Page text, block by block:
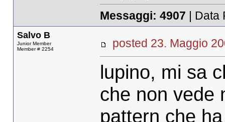
Messaggi: 4907 | Data
Salvo B
Junior Member
Member # 2254
posted 23. Maggio
lupino, mi sa
che non vede
pattern che